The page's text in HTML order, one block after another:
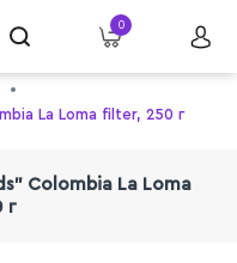
0
La Loma filter, 250 г
Colombia La Loma
г